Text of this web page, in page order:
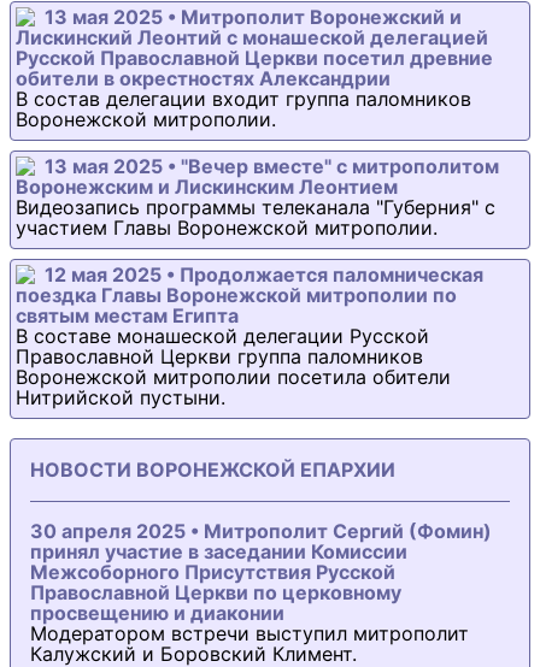
13 мая 2025 • Митрополит Воронежский и
Лискинский Леонтий с монашеской делегацией
Русской Православной Церкви посетил древние
обители в окрестностях Александрии
В состав делегации входит группа паломников
Воронежской митрополии.
13 мая 2025 • "Вечер вместе" с митрополитом
Воронежским и Лискинским Леонтием
Видеозапись программы телеканала "Губерния" с
участием Главы Воронежской митрополии.
12 мая 2025 • Продолжается паломническая
поездка Главы Воронежской митрополии по
святым местам Египта
В составе монашеской делегации Русской
Православной Церкви группа паломников
Воронежской митрополии посетила обители
Нитрийской пустыни.
НОВОСТИ ВОРОНЕЖСКОЙ ЕПАРХИИ
30 апреля 2025 • Митрополит Сергий (Фомин)
принял участие в заседании Комиссии
Межсоборного Присутствия Русской
Православной Церкви по церковному
просвещению и диаконии
Модератором встречи выступил митрополит
Калужский и Боровский Климент.